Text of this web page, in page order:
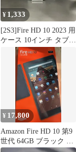
¥ 1,333
[2S3]Fire HD 10 2023 用
ケース 10インチ タブレ
ットケース
¥ 17,800
Amazon Fire HD 10 第9
世代 64GB ブラック 本